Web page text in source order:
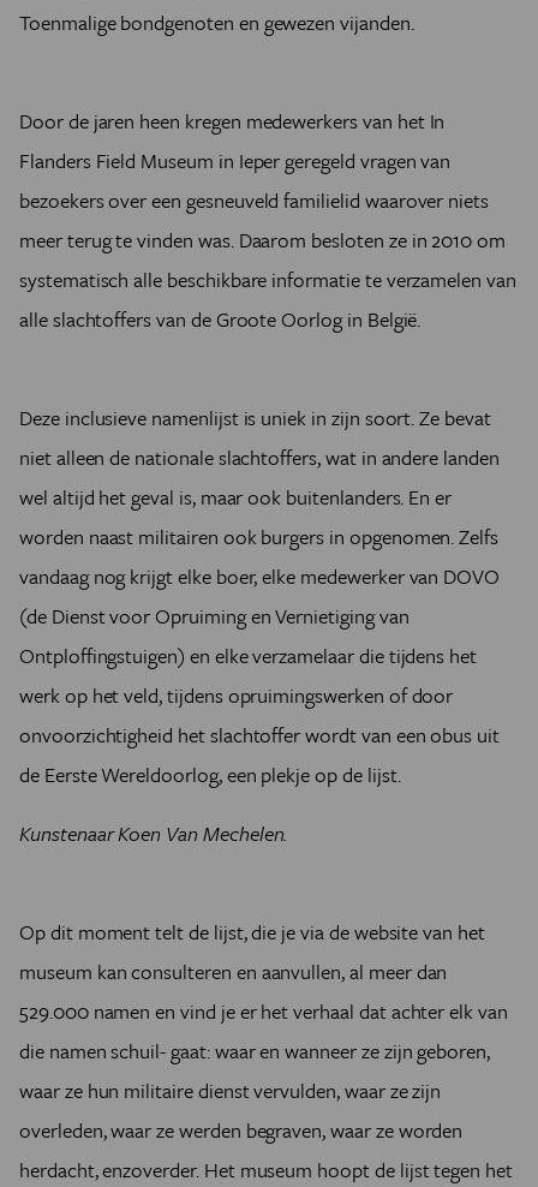
Toenmalige bondgenoten en gewezen vijanden.
Door de jaren heen kregen medewerkers van het In
Flanders Field Museum in Ieper geregeld vragen van
bezoekers over een gesneuveld familielid waarover niets
meer terug te vinden was. Daarom besloten ze in 2010 om
systematisch alle beschikbare informatie te verzamelen van
alle slachtoffers van de Groote Oorlog in België.
Deze inclusieve namenlijst is uniek in zijn soort. Ze bevat
niet alleen de nationale slachtoffers, wat in andere landen
wel altijd het geval is, maar ook buitenlanders. En er
worden naast militairen ook burgers in opgenomen. Zelfs
vandaag nog krijgt elke boer, elke medewerker van DOVO
(de Dienst voor Opruiming en Vernietiging van
Ontploffingstuigen) en elke verzamelaar die tijdens het
werk op het veld, tijdens opruimingswerken of door
onvoorzichtigheid het slachtoffer wordt van een obus uit
de Eerste Wereldoorlog, een plekje op de lijst.
Kunstenaar Koen Van Mechelen.
Op dit moment telt de lijst, die je via de website van het
museum kan consulteren en aanvullen, al meer dan
529.000 namen en vind je er het verhaal dat achter elk van
die namen schuil- gaat: waar en wanneer ze zijn geboren,
waar ze hun militaire dienst vervulden, waar ze zijn
overleden, waar ze werden begraven, waar ze worden
herdacht, enzoverder. Het museum hoopt de lijst tegen het